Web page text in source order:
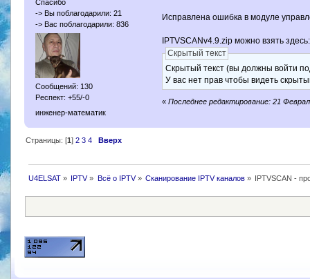
Спасибо
-> Вы поблагодарили: 21
-> Вас поблагодарили: 836
Сообщений: 130
Респект: +55/-0
инженер-математик
Исправлена ошибка в модуле
IPTVSCANv4.9.zip можно взять здесь:
Скрытый текст
Скрытый текст (вы должны войти
У вас нет прав чтобы видеть
«Последнее редактирование: 21
Страницы: [1] 2 3 4 Вверх
U4ELSAT» IPTV» Всё о IPTV» Сканирование IPTV каналов» IPTVSCAN -